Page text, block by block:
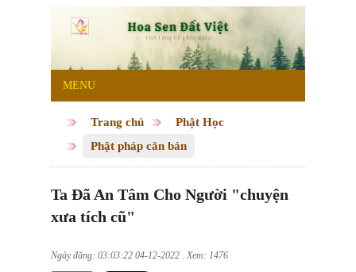
MENU
Trang chủ
Phật Học
Phật pháp căn bản
Ta Đã An Tâm Cho Người "chuyện
xưa tích cũ"
Ngày đăng: 03:03:22 04-12-2022 . Xem: 1476